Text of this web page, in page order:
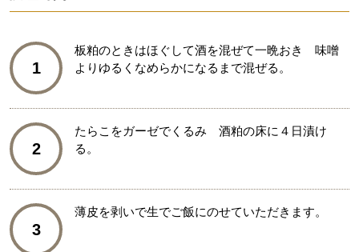
1
板粕のときはほぐして酒を混ぜて一晩おき 味噌
よりゆるくなめらかになるまで混ぜる。
2
たらこをガーゼでくるみ 酒粕の床に４日漬け
る。
3
薄皮を剥いで生でご飯にのせていただきます。